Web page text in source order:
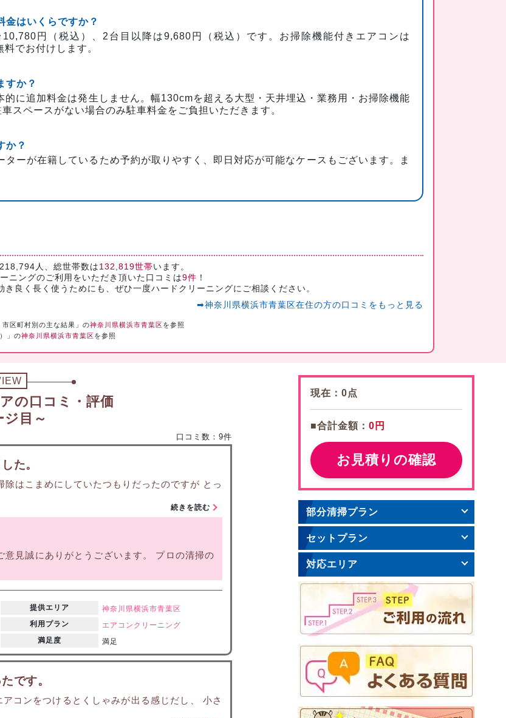
金はいくらですか？
円（税込）、2台目以降は9,680円（税込）です。お掃除機能付きエアコンは
でお付けします。
すか？
に追加料金は発生しません。幅130cmを超える大型・天井埋込・業務用・お掃除機能
スペースがない場合のみ駐車料金をご負担いただきます。
か？
ーが在籍しているため予約が取りやすく、即日対応が可能なケースもございます。ま
218,794人、総世帯数は132,819世帯います。
ニングのご利用をいただき頂いた口コミは9件 ！
良く長く使うためにも、ぜひ一度ハードクリーニングにご相談ください。
➡神奈川県横浜市青葉区在住の方の口コミをもっと見る
区町村別の主な結果」の神奈川県横浜市青葉区を参照
」の神奈川県横浜市青葉区を参照
の口コミ・評価
ジ目～
口コミ数：9件
た。
はこまめにしていたつもりだったのですが とっ
続きを読む
見誠にありがとうございます。 プロの清掃の
提供エリア 神奈川県横浜市青葉区
利用プラン
エアコンクリーニング
満足度 満足
です。
コンをつけるとくしゃみが出る感じだし、 小さ
現在： 0点
■合計金額： 0円
お見積りの確認
部分清掃プラン
セットプラン
対応エリア